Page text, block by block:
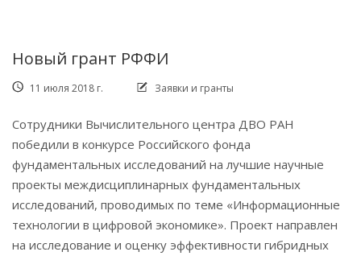
Новый грант РФФИ
11 июля 2018 г. Заявки и гранты
Сотрудники Вычислительного центра ДВО РАН
победили в конкурсе Российского фонда
фундаментальных исследований на лучшие научные
проекты междисциплинарных фундаментальных
исследований, проводимых по теме «Информационные
технологии в цифровой экономике». Проект направлен
на исследование и оценку эффективности гибридных